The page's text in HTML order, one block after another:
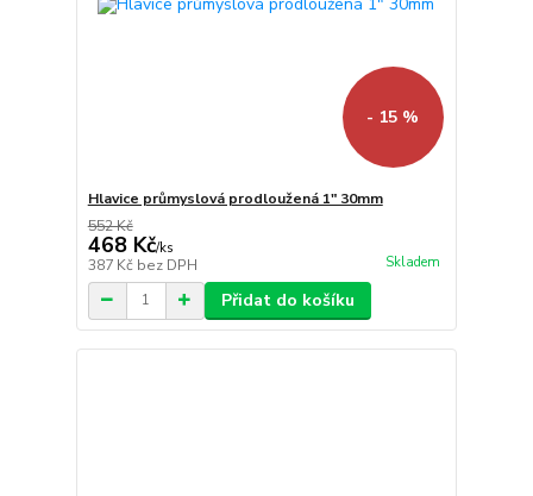
- 15 %
Hlavice průmyslová prodloužená 1" 30mm
552 Kč
468 Kč/ks
387 Kč bez DPH Skladem
Přidat do košíku